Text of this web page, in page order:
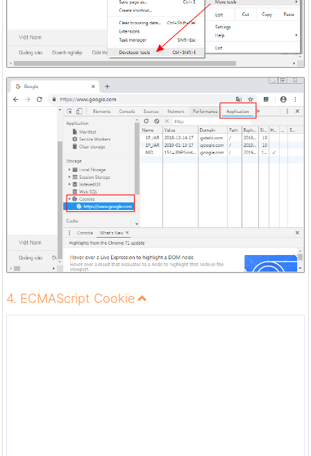
4. ECMAScript Cookie